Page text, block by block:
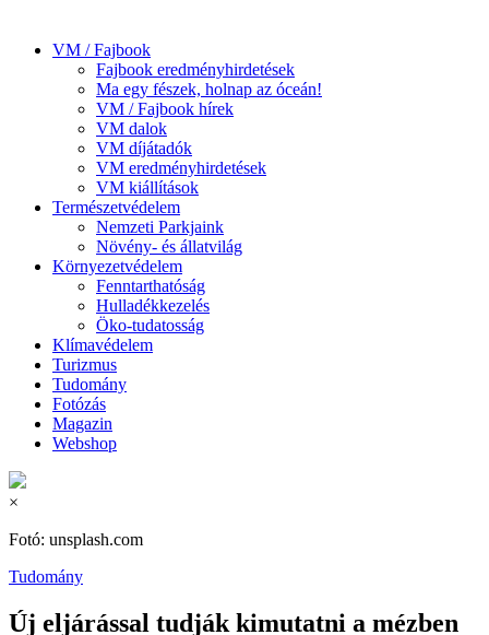
VM / Fajbook
Fajbook eredményhirdetések
Ma egy fészek, holnap az óceán!
VM / Fajbook hírek
VM dalok
VM díjátadók
VM eredményhirdetések
VM kiállítások
Természetvédelem
Nemzeti Parkjaink
Növény- és állatvilág
Környezetvédelem
Fenntarthatóság
Hulladékkezelés
Öko-tudatosság
Klímavédelem
Turizmus
Tudomány
Fotózás
Magazin
Webshop
×
Fotó: unsplash.com
Tudomány
Új eljárással tudják kimutatni a mézben